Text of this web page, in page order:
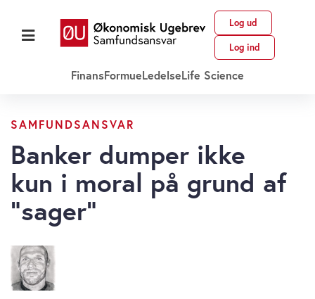
Log ud
Log ind
FinansFormueLedelseLife Science
SAMFUNDSANSVAR
Banker dumper ikke
kun i moral på grund af
”sager”